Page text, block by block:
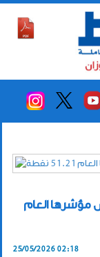
مؤشرها العام
25/05/2026 02:18